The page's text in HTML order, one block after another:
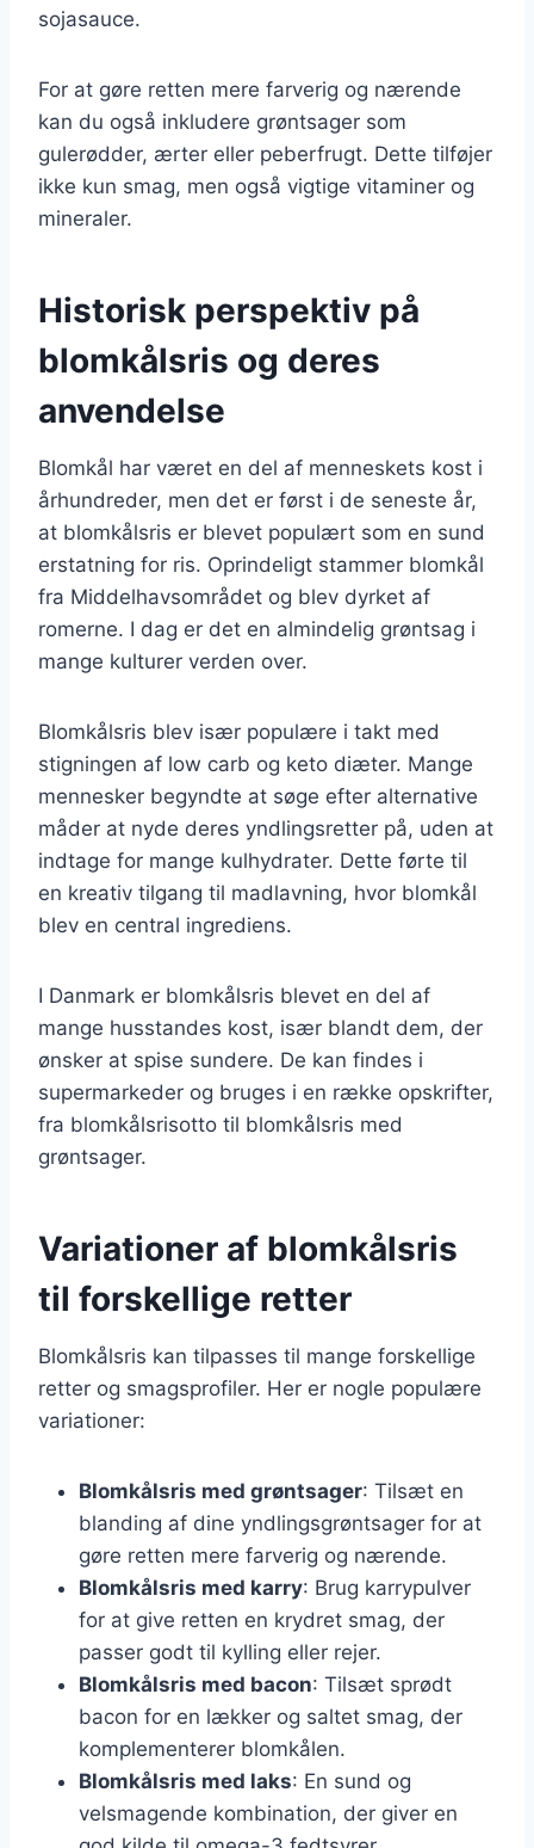
sojasauce.
For at gøre retten mere farverig og nærende
kan du også inkludere grøntsager som
gulerødder, ærter eller peberfrugt. Dette tilføjer
ikke kun smag, men også vigtige vitaminer og
mineraler.
Historisk perspektiv på
blomkålsris og deres
anvendelse
Blomkål har været en del af menneskets kost i
århundreder, men det er først i de seneste år,
at blomkålsris er blevet populært som en sund
erstatning for ris. Oprindeligt stammer blomkål
fra Middelhavsområdet og blev dyrket af
romerne. I dag er det en almindelig grøntsag i
mange kulturer verden over.
Blomkålsris blev især populære i takt med
stigningen af low carb og keto diæter. Mange
mennesker begyndte at søge efter alternative
måder at nyde deres yndlingsretter på, uden at
indtage for mange kulhydrater. Dette førte til
en kreativ tilgang til madlavning, hvor blomkål
blev en central ingrediens.
I Danmark er blomkålsris blevet en del af
mange husstandes kost, især blandt dem, der
ønsker at spise sundere. De kan findes i
supermarkeder og bruges i en række opskrifter,
fra blomkålsrisotto til blomkålsris med
grøntsager.
Variationer af blomkålsris
til forskellige retter
Blomkålsris kan tilpasses til mange forskellige
retter og smagsprofiler. Her er nogle populære
variationer:
Blomkålsris med grøntsager: Tilsæt en
blanding af dine yndlingsgrøntsager for at
gøre retten mere farverig og nærende.
Blomkålsris med karry: Brug karrypulver
for at give retten en krydret smag, der
passer godt til kylling eller rejer.
Blomkålsris med bacon: Tilsæt sprødt
bacon for en lækker og saltet smag, der
komplementerer blomkålen.
Blomkålsris med laks: En sund og
velsmagende kombination, der giver en